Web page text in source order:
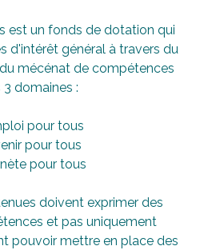
est un fonds de dotation qui
d'intérêt général à travers du
mécénat de compétences
3 domaines :
pour tous
pour tous
pour tous
doivent exprimer des
et pas uniquement
pouvoir mettre en place des